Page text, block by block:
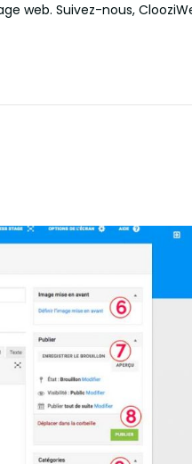
web. Suivez-nous,